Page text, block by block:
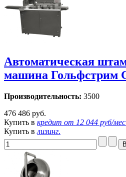
Автоматическая
машина Гольфстрим
Производительность: 3500
476 486 руб.
Купить в кредит от 12 044 руб/мес
Купить в лизинг.